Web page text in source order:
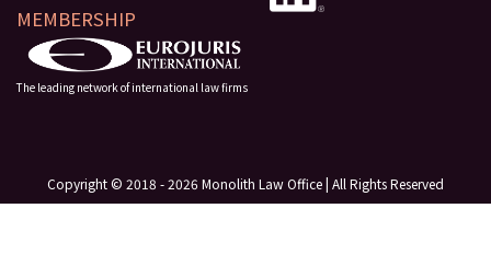
MEMBERSHIP
The leading network of international law firms
Copyright © 2018 - 2026 Monolith Law Office | All Rights Reserved